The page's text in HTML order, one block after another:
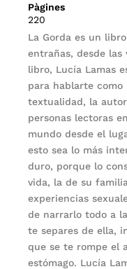
Pàgines
220
La Gorda es un
entrañas, desde las
libro, Lucía Lamas
para hablarte como
textualidad, la
personas lectoras
mundo desde el
esto sea lo más
duro, porque lo
vida, la de su
experiencias
de narrarlo todo a
te separes de ella,
que se te rompe el
estómago. Lucía